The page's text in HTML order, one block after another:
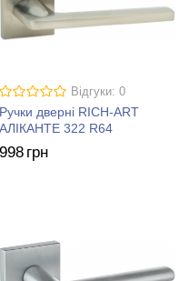
Відгуки: 0
Ручки дверні RICH-ART
АЛІКАНТЕ 322 R64
998 грн